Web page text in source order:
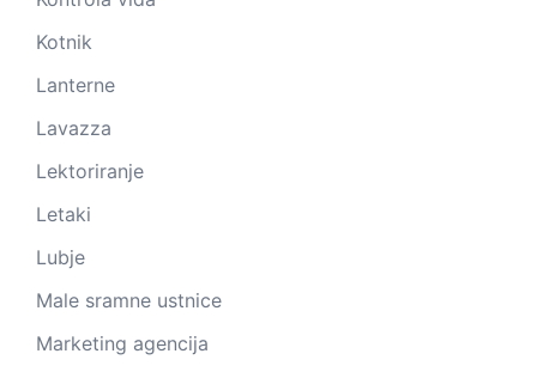
Kotnik
Lanterne
Lavazza
Lektoriranje
Letaki
Lubje
Male sramne ustnice
Marketing agencija